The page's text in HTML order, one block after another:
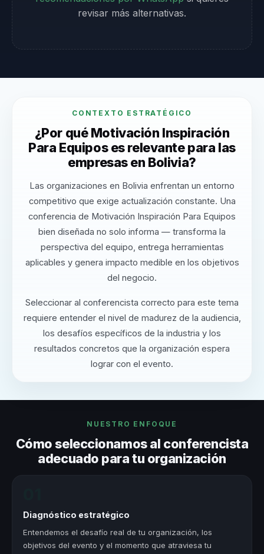
revisar más alternativas.
CONTEXTO ESTRATÉGICO
¿Por qué Motivación Inspiración
Para Equipos es relevante para las
empresas en Bolivia?
Las organizaciones en Bolivia enfrentan un entorno
competitivo que exige actualización constante. Una
conferencia de Motivación Inspiración Para Equipos
bien diseñada no solo informa — transforma la
perspectiva del equipo, entrega herramientas
aplicables y genera impacto medible en los objetivos
del negocio.
Seleccionar al conferencista correcto para este tema
requiere entender el nivel de madurez de la audiencia,
los desafíos específicos de la industria y los
resultados concretos que la organización espera
lograr con el evento.
NUESTRO ENFOQUE
Cómo seleccionamos al conferencista
adecuado para tu organización
Diagnóstico estratégico
Entendemos el desafío real de tu organización, los
objetivos del evento y el momento que atraviesa tu